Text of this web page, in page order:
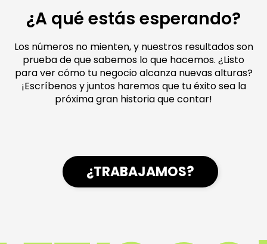
¿A qué estás esperando?
Los números no mienten, y nuestros resultados son
prueba de que sabemos lo que hacemos. ¿Listo
para ver cómo tu negocio alcanza nuevas alturas?
¡Escríbenos y juntos haremos que tu éxito sea la
próxima gran historia que contar!
¿TRABAJAMOS?